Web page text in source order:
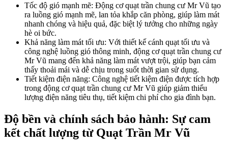
Tốc độ gió mạnh mẽ: Động cơ quạt trần chung cư Mr Vũ tạo
ra luồng gió mạnh mẽ, lan tỏa khắp căn phòng, giúp làm mát
nhanh chóng và hiệu quả, đặc biệt lý tưởng cho những ngày
hè oi bức.
Khả năng làm mát tối ưu: Với thiết kế cánh quạt tối ưu và
công nghệ luồng gió thông minh, động cơ quạt trần chung cư
Mr Vũ mang đến khả năng làm mát vượt trội, giúp bạn cảm
thấy thoải mái và dễ chịu trong suốt thời gian sử dụng.
Tiết kiệm điện năng: Công nghệ tiết kiệm điện được tích hợp
trong động cơ quạt trần chung cư Mr Vũ giúp giảm thiểu
lượng điện năng tiêu thụ, tiết kiệm chi phí cho gia đình bạn.
Độ bền và chính sách bảo hành: Sự cam
kết chất lượng từ Quạt Trần Mr Vũ